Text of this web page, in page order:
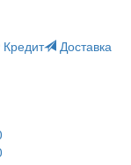
Кредит
Доставка